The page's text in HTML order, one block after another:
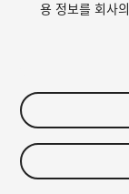
$12.77
세금/부가세는 결제
용 정보를 회사